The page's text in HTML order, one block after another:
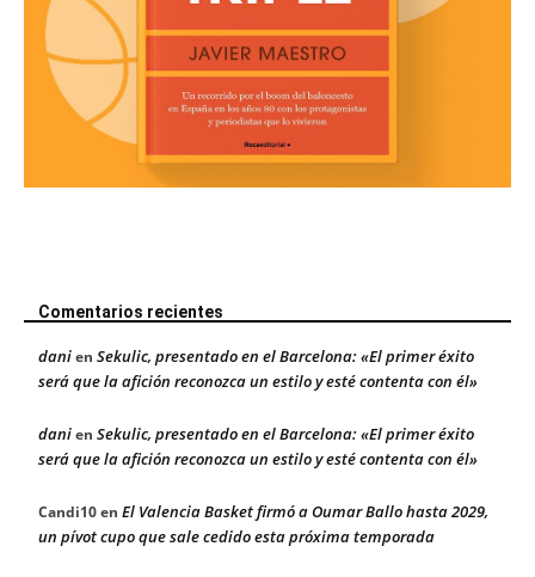
Comentarios recientes
danien Sekulic, presentado en el Barcelona: «El primer éxito
será que la afición reconozca un estilo y esté contenta con él»
danien Sekulic, presentado en el Barcelona: «El primer éxito
será que la afición reconozca un estilo y esté contenta con él»
Candi10en El Valencia Basket firmó a Oumar Ballo hasta 2029,
un pívot cupo que sale cedido esta próxima temporada